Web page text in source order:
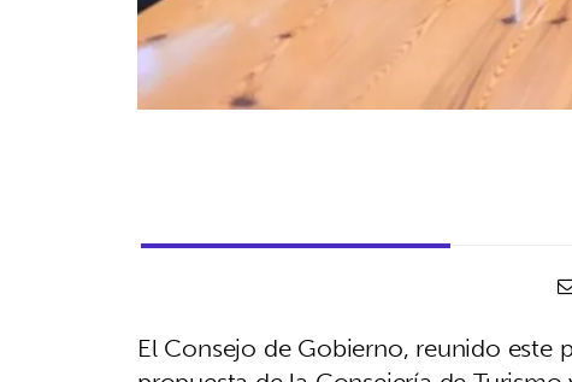
El Consejo de Gobierno, reunido este